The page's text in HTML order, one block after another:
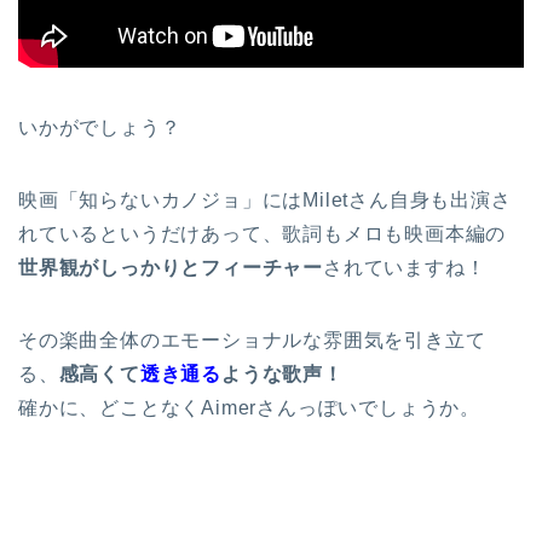
いかがでしょう？
映画「知らないカノジョ」にはMiletさん自身も出演さ
れているというだけあって、歌詞もメロも映画本編の
世界観がしっかりとフィーチャーされていますね！
その楽曲全体のエモーショナルな雰囲気を引き立て
る、 感高くて透き通る ような歌声！
確かに、どことなくAimerさんっぽいでしょうか。